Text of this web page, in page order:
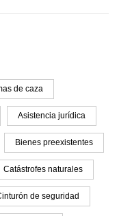
de caza
Asistencia jurídica
Bienes preexistentes
Catástrofes naturales
de seguridad